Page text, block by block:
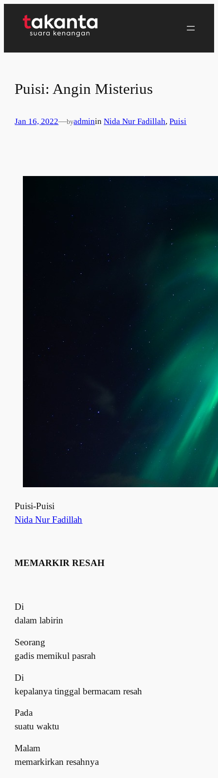
Puisi: Angin Misterius
Jan 16, 2022—byadmininNida Nur Fadillah, Puisi
Puisi-Puisi
Nida Nur Fadillah
MEMARKIR RESAH
Di
dalam labirin
Seorang
gadis memikul pasrah
Di
kepalanya tinggal bermacam resah
Pada
suatu waktu
Malam
memarkirkan resahnya